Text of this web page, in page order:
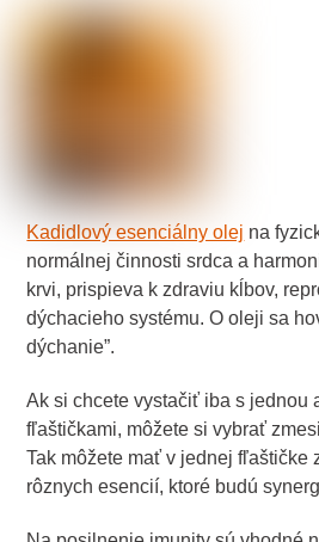
Kadidlový esenciálny olej na
normálnej činnosti srdca a
krvi, prispieva k zdraviu kĺbov,
dýchacieho systému. O oleji sa
dýchanie”.
Ak si chcete vystačiť iba s jednou
fľaštičkami, môžete si vybrať
Tak môžete mať v jednej fľaštičke
rôznych esencií, ktoré budú